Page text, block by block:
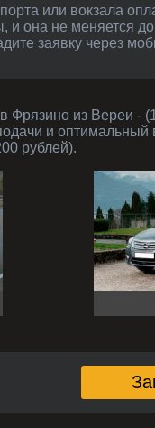
она не меняется
заявку через
и
рублей).